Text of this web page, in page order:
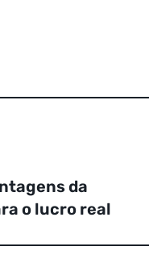
da
o lucro real